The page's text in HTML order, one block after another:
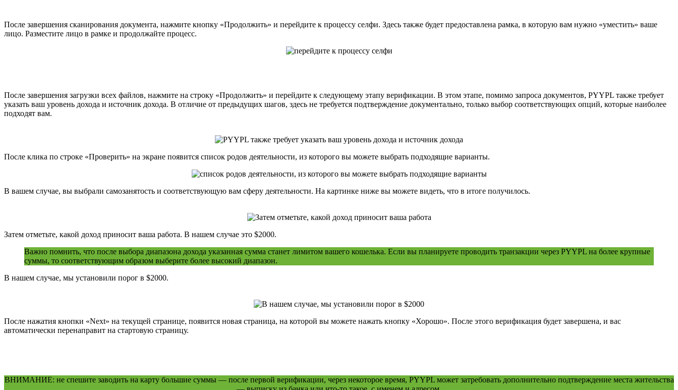
После завершения сканирования документа, нажмите кнопку «Продолжить» и перейдите к процессу селфи. Здесь также будет предоставлена рамка, в которую вам нужно «уместить» ваше
лицо. Разместите лицо в рамке и продолжайте процесс.
После завершения загрузки всех файлов, нажмите на строку «Продолжить» и перейдите к следующему этапу верификации. В этом этапе, помимо запроса документов, PYYPL также требует
указать ваш уровень дохода и источник дохода. В отличие от предыдущих шагов, здесь не требуется подтверждение документально, только выбор соответствующих опций, которые наиболее
подходят вам.
После клика по строке «Проверить» на экране появится список родов деятельности, из которого вы можете выбрать подходящие варианты.
В вашем случае, вы выбрали самозанятость и соответствующую вам сферу деятельности. На картинке ниже вы можете видеть, что в итоге получилось.
Затем отметьте, какой доход приносит ваша работа. В нашем случае это $2000.
Важно помнить, что после выбора диапазона дохода указанная сумма станет лимитом вашего кошелька. Если вы планируете проводить транзакции через PYYPL на более крупные
суммы, то соответствующим образом выберите более высокий диапазон.
В нашем случае, мы установили порог в $2000.
После нажатия кнопки «Next» на текущей странице, появится новая страница, на которой вы можете нажать кнопку «Хорошо». После этого верификация будет завершена, и вас
автоматически перенаправит на стартовую страницу.
ВНИМАНИЕ: не спешите заводить на карту большие суммы — после первой верификации, через некоторое время, PYYPL может затребовать дополнительно подтверждение места жительства